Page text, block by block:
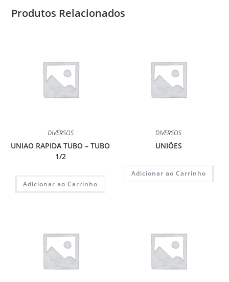
Produtos Relacionados
DIVERSOS
UNIAO RAPIDA TUBO – TUBO
1/2
Adicionar ao Carrinho
DIVERSOS
UNIÕES
Adicionar ao Carrinho